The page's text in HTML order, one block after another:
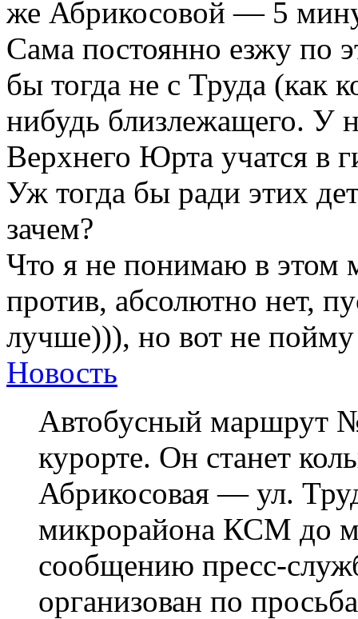
же Абрикосовой — 5
Сама постоянно езжу по
бы тогда не с Труда (как
нибудь близлежащего. У
Верхнего Юрта учатся в
Уж тогда бы ради этих
зачем?
Что я не понимаю в этом
против, абсолютно нет,
лучше))), но вот не
Новость
Автобусный маршрут №
курорте. Он станет
Абрикосовая — ул.
микрорайона КСМ до
сообщению пресс-
организован по